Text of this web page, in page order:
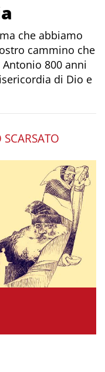
che abbiamo
cammino che
800 anni
di Dio e